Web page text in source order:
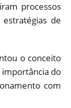
processos
de
o conceito
importância do
com